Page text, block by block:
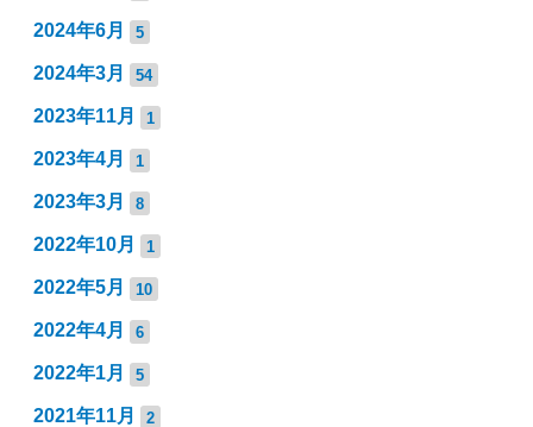
2024年6月 5
2024年3月 54
2023年11月 1
2023年4月 1
2023年3月 8
2022年10月 1
2022年5月 10
2022年4月 6
2022年1月 5
2021年11月 2